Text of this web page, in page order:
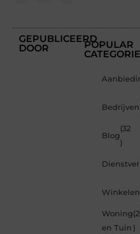
GEPUBLICEERD
DOOR
POPULAR
Bedrijven
Blog
(32
)
Winkelen
Woning
en Tuin )